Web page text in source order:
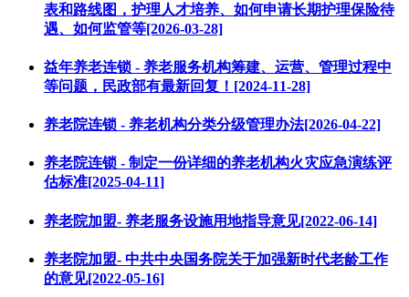
表和路线图，护理人才培养、如何申请长期护理保险待
遇、如何监管等[2026-03-28]
益年养老连锁 - 养老服务机构筹建、运营、管理过程中
等问题，民政部有最新回复！[2024-11-28]
养老院连锁 - 养老机构分类分级管理办法[2026-04-22]
养老院连锁 - 制定一份详细的养老机构火灾应急演练评
估标准[2025-04-11]
养老院加盟- 养老服务设施用地指导意见[2022-06-14]
养老院加盟- 中共中央国务院关于加强新时代老龄工作
的意见[2022-05-16]